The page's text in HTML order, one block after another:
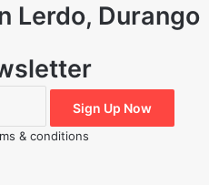
Lerdo, Durango
& conditions